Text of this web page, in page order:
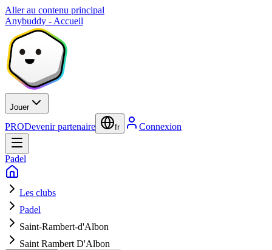
Aller au contenu principal
Anybuddy - Accueil
Jouer
PRODevenir partenaire fr Connexion
Padel
Les clubs
Padel
Saint-Rambert-d'Albon
Saint Rambert D'Albon